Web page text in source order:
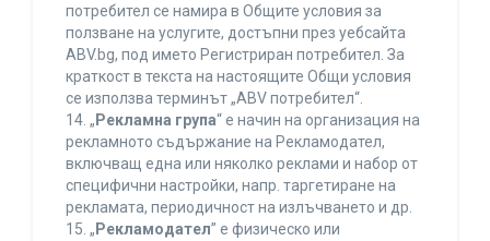
потребител се намира в Общите условия за
ползване на услугите, достъпни през уебсайта
ABV.bg, под името Регистриран потребител. За
краткост в текста на настоящите Общи условия
се използва терминът „ABV потребител“.
14. „ Рекламна група“ е начин на организация на
рекламното съдържание на Рекламодател,
включващ една или няколко реклами и набор от
специфични настройки, напр. таргетиране на
рекламата, периодичност на излъчването и др.
15. „ Рекламодател” е физическо или